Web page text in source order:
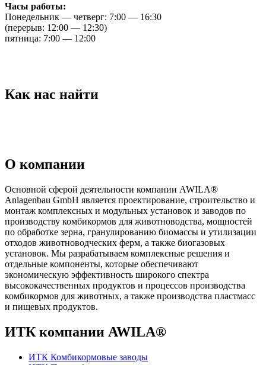
Часы работы:
Понедельник — четверг: 7:00 — 16:30
(перерыв: 12:00 — 12:30)
пятница: 7:00 — 12:00
Как нас найти
О компании
Основной сферой деятельности компании AWILA®
Anlagenbau GmbH является проектирование, строительство и
монтаж комплексных и модульных установок и заводов по
производству комбикормов для животноводства, мощностей
по обработке зерна, гранулированию биомассы и утилизации
отходов животноводческих ферм, а также биогазовых
установок. Мы разрабатываем комплексные решения и
отдельные компоненты, которые обеспечивают
экономическую эффективность широкого спектра
высококачественных продуктов и процессов производства
комбикормов для животных, а также производства пластмасс
и пищевых продуктов.
ИТК компании AWILA®
ИТК Комбикормовые заводы